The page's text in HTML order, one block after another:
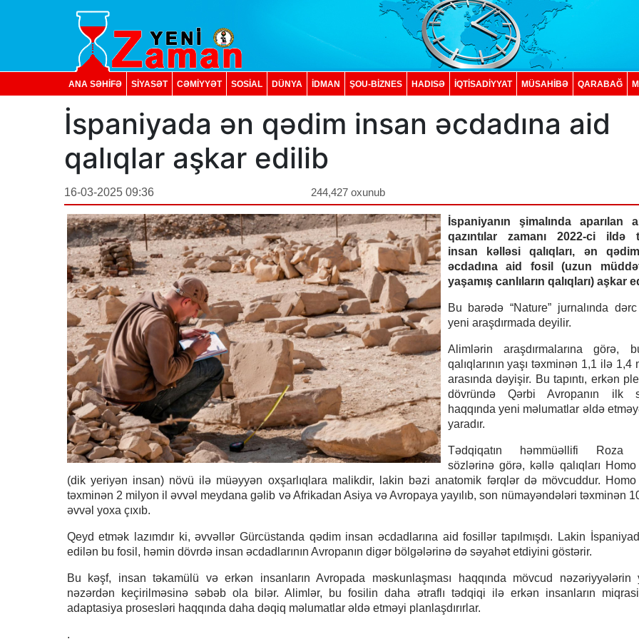
ANA SƏHİFƏ SİYASƏT CƏMİYYƏT SOSIAL DÜNYA İDMAN ŞOU-BİZNES HADISƏ İQTISADIYYAT MÜSAHİBƏ QARABAĞ
İspaniyada ən qədim insan əcdadına aid
qalıqlar aşkar edilib
16-03-2025 09:36 244,427 oxunub
İspaniyanın şimalında aparılan
qazıntılar zamanı 2022-ci ildə
insan kəlləsi qalıqları, ən
əcdadına aid fosil (uzun
yaşamış canlıların qalıqları) aşkar
Bu barədə “Nature” jurnalında
yeni araşdırmada deyilir.
Alimlərin araşdırmalarına görə,
qalıqlarının yaşı təxminən 1,1 ilə 1,4
arasında dəyişir. Bu tapıntı, erkən
dövründə Qərbi Avropanın ilk
haqqında yeni məlumatlar əldə
yaradır.
Tədqiqatın həmmüəllifi Roza
sözlərinə görə, kəllə qalıqları
(dik yeriyən insan) növü ilə müəyyən oxşarlıqlara malikdir, lakin bəzi anatomik fərqlər də mövcuddur. Homo
təxminən 2 milyon il əvvəl meydana gəlib və Afrikadan Asiya və Avropaya yayılıb, son nümayəndələri təxminən
əvvəl yoxa çıxıb.
Qeyd etmək lazımdır ki, əvvəllər Gürcüstanda qədim insan əcdadlarına aid fosillər tapılmışdı. Lakin
edilən bu fosil, həmin dövrdə insan əcdadlarının Avropanın digər bölgələrinə də səyahət etdiyini göstərir.
Bu kəşf, insan təkamülü və erkən insanların Avropada məskunlaşması haqqında mövcud nəzəriyyələrin
nəzərdən keçirilməsinə səbəb ola bilər. Alimlər, bu fosilin daha ətraflı tədqiqi ilə erkən insanların
adaptasiya prosesləri haqqında daha dəqiq məlumatlar əldə etməyi planlaşdırırlar.
.